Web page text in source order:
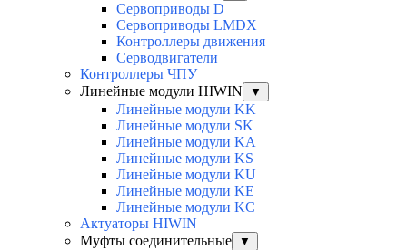
Сервоприводы D
Сервоприводы LMDX
Контроллеры движения
Серводвигатели
Контроллеры ЧПУ
Линейные модули HIWIN
▼
Линейные модули KK
Линейные модули SK
Линейные модули KA
Линейные модули KS
Линейные модули KU
Линейные модули KE
Линейные модули KC
Актуаторы HIWIN
Муфты соединительные
▼